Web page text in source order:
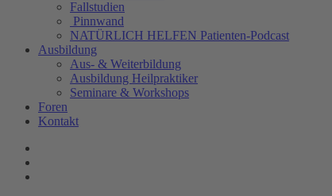
Fallstudien
Pinnwand
NATÜRLICH HELFEN Patienten-Podcast
Ausbildung
Aus- & Weiterbildung
Ausbildung Heilpraktiker
Seminare & Workshops
Foren
Kontakt